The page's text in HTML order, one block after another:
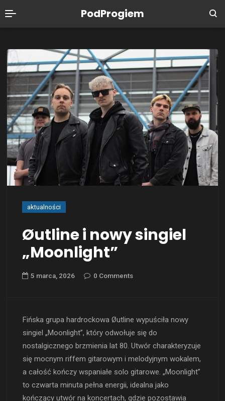
PodProgiem
aktualności
Øutline i nowy singiel
„Moonlight”
5 marca, 2026 0 Comments
Fińska grupa hardrockowa Øutline wypuściła nowy
singiel „Moonlight”, który odwołuje się do
nostalgicznego brzmienia lat 80. Utwór charakteryzuje
się mocnym riffem gitarowym i melodyjnym wokalem,
a całość kończy wspaniałe solo gitarowe. „Moonlight”
to czwarta minuta pełna energii, idealna jako
kończący utwór na koncertach, gdzie pozostawia